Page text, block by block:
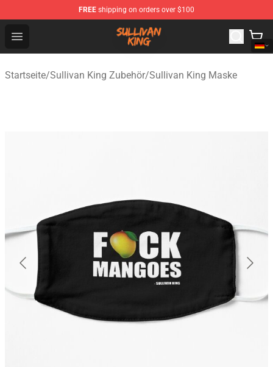
FREE shipping on orders over $100
Open menu
Sullivan King Shop - Official Sullivan King Merchandise
Startseite/Sullivan King Zubehör/Sullivan King Maske